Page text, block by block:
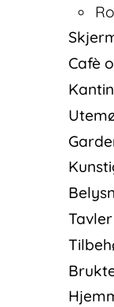
Cafè
Tavler